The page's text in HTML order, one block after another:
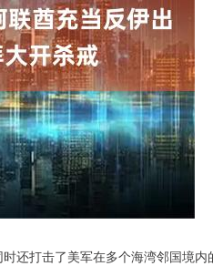
还打击了美军在多个海湾邻国境内